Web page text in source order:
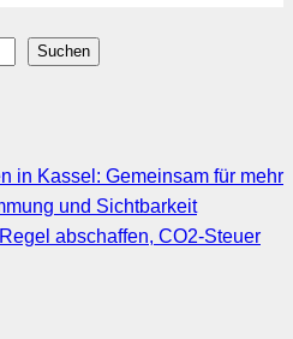
Suchen
in Kassel: Gemeinsam für mehr
und Sichtbarkeit
abschaffen, CO2-Steuer